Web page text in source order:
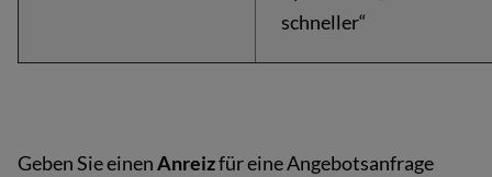
schneller“
Geben Sie einenAnreizfür eine Angebotsanfrage